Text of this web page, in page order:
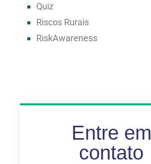
Quiz
Riscos Rurais
RiskAwareness
Entre em
contato